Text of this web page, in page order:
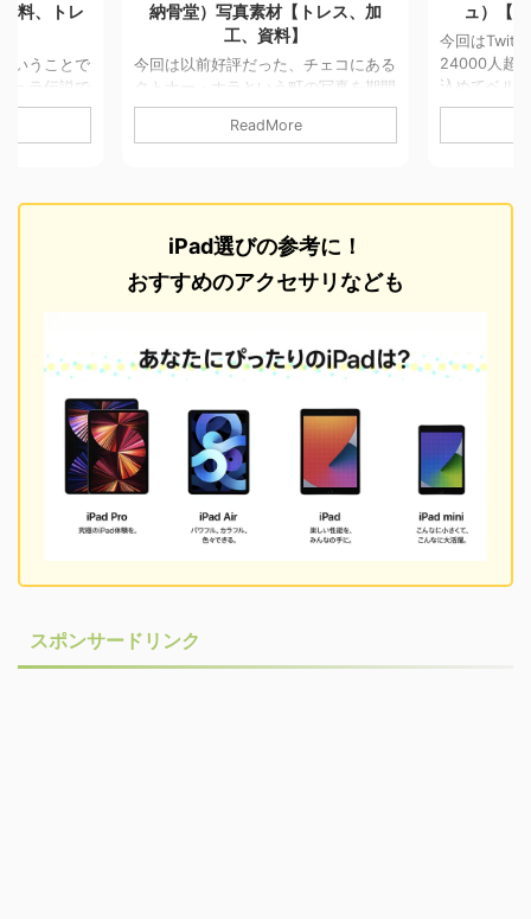
レス、加
ェコにある
写真を期間
します。 ク
数の人骨で
利用に ...
ュ）【資料、トレス、加工】
今回はTwitterのフォロワーさんが
24000人超えたので日頃の感謝の念を
込めてベルギーのブルージュの写真素
材を155枚を無料配布します。
Brugge/ブルージュ 中世の姿を今に残
れるブルッヘは、ベルギーの海岸から
を ...ベルギー北部に位置する街で町
ます。 詳細&利用について 無料 撮影
ReadMore
【資
今回はボス
材の販売で
ナとは ボス
慣れないか
の爪痕が見
た。 詳細&
iPad選びの参考に！
おすすめのアクセサリなども
スポンサードリンク